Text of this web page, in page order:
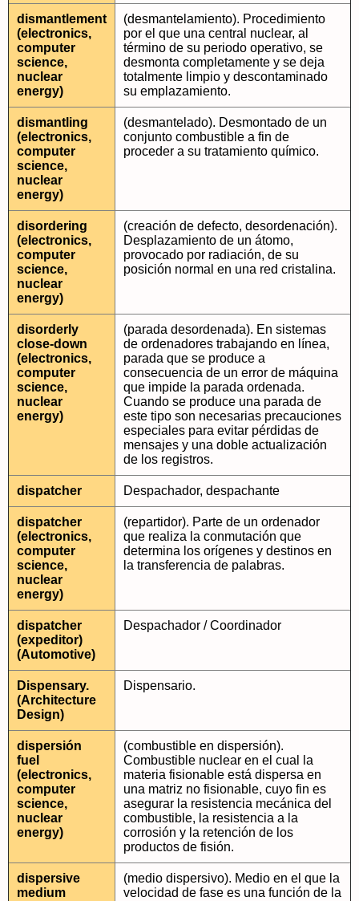
dismantlement
(electronics,
computer
science,
nuclear
energy)
(desmantelamiento). Procedimiento
por el que una central nuclear, al
término de su periodo operativo, se
desmonta completamente y se deja
totalmente limpio y descontaminado
su emplazamiento.
dismantling
(electronics,
computer
science,
nuclear
energy)
(desmantelado). Desmontado de un
conjunto combustible a fin de
proceder a su tratamiento químico.
disordering
(electronics,
computer
science,
nuclear
energy)
(creación de defecto, desordenación).
Desplazamiento de un átomo,
provocado por radiación, de su
posición normal en una red cristalina.
disorderly
close-down
(electronics,
computer
science,
nuclear
energy)
(parada desordenada). En sistemas
de ordenadores trabajando en línea,
parada que se produce a
consecuencia de un error de máquina
que impide la parada ordenada.
Cuando se produce una parada de
este tipo son necesarias precauciones
especiales para evitar pérdidas de
mensajes y una doble actualización
de los registros.
dispatcher Despachador, despachante
dispatcher
(electronics,
computer
science,
nuclear
energy)
(repartidor). Parte de un ordenador
que realiza la conmutación que
determina los orígenes y destinos en
la transferencia de palabras.
dispatcher
(expeditor)
(Automotive)
Despachador / Coordinador
Dispensary.
(Architecture
Design)
Dispensario.
dispersión
fuel
(electronics,
computer
science,
nuclear
energy)
(combustible en dispersión).
Combustible nuclear en el cual la
materia fisionable está dispersa en
una matriz no fisionable, cuyo fin es
asegurar la resistencia mecánica del
combustible, la resistencia a la
corrosión y la retención de los
productos de fisión.
dispersive
medium
(medio dispersivo). Medio en el que la
velocidad de fase es una función de la